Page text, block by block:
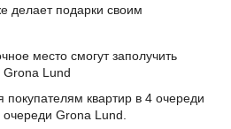
делает подарки своим
место смогут заполучить
Grona Lund
покупателям квартир в 4 очереди
Grona Lund.